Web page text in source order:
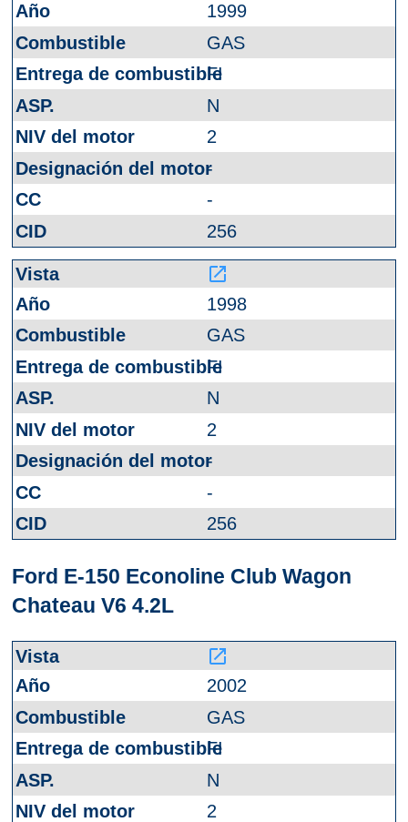
1999
GAS
FI
N
2
-
-
256
launch
1998
GAS
FI
N
2
-
-
256
Ford E-150 Econoline Club Wagon
Chateau V6 4.2L
launch
2002
GAS
FI
N
2